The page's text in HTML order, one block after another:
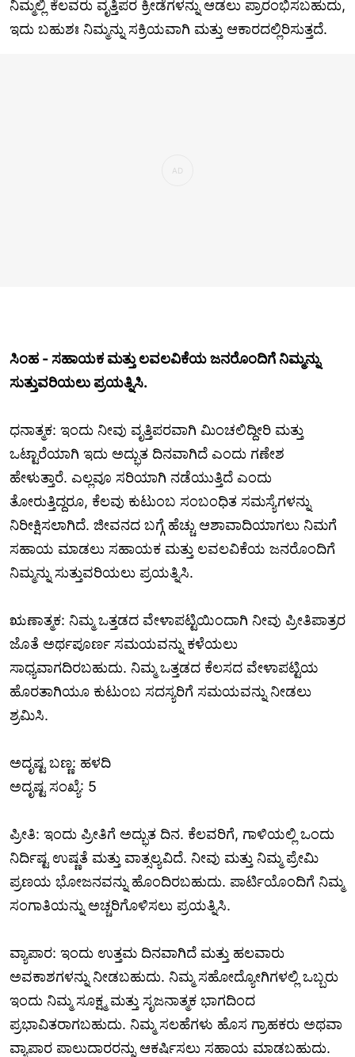
ನಿಮ್ಮಲ್ಲಿ ಕೆಲವರು ವೃತ್ತಿಪರ ಕ್ರೀಡೆಗಳನ್ನು ಆಡಲು ಪ್ರಾರಂಭಿಸಬಹುದು,
ಇದು ಬಹುಶಃ ನಿಮ್ಮನ್ನು ಸಕ್ರಿಯವಾಗಿ ಮತ್ತು ಆಕಾರದಲ್ಲಿರಿಸುತ್ತದೆ.
ಸಿಂಹ - ಸಹಾಯಕ ಮತ್ತು ಲವಲವಿಕೆಯ ಜನರೊಂದಿಗೆ ನಿಮ್ಮನ್ನು
ಸುತ್ತುವರಿಯಲು ಪ್ರಯತ್ನಿಸಿ.
ಧನಾತ್ಮಕ: ಇಂದು ನೀವು ವೃತ್ತಿಪರವಾಗಿ ಮಿಂಚಲಿದ್ದೀರಿ ಮತ್ತು
ಒಟ್ಟಾರೆಯಾಗಿ ಇದು ಅದ್ಭುತ ದಿನವಾಗಿದೆ ಎಂದು ಗಣೇಶ
ಹೇಳುತ್ತಾರೆ. ಎಲ್ಲವೂ ಸರಿಯಾಗಿ ನಡೆಯುತ್ತಿದೆ ಎಂದು
ತೋರುತ್ತಿದ್ದರೂ, ಕೆಲವು ಕುಟುಂಬ ಸಂಬಂಧಿತ ಸಮಸ್ಯೆಗಳನ್ನು
ನಿರೀಕ್ಷಿಸಲಾಗಿದೆ. ಜೀವನದ ಬಗ್ಗೆ ಹೆಚ್ಚು ಆಶಾವಾದಿಯಾಗಲು ನಿಮಗೆ
ಸಹಾಯ ಮಾಡಲು ಸಹಾಯಕ ಮತ್ತು ಲವಲವಿಕೆಯ ಜನರೊಂದಿಗೆ
ನಿಮ್ಮನ್ನು ಸುತ್ತುವರಿಯಲು ಪ್ರಯತ್ನಿಸಿ.
ಋಣಾತ್ಮಕ: ನಿಮ್ಮ ಒತ್ತಡದ ವೇಳಾಪಟ್ಟಿಯಿಂದಾಗಿ ನೀವು ಪ್ರೀತಿಪಾತ್ರರ
ಜೊತೆ ಅರ್ಥಪೂರ್ಣ ಸಮಯವನ್ನು ಕಳೆಯಲು
ಸಾಧ್ಯವಾಗದಿರಬಹುದು. ನಿಮ್ಮ ಒತ್ತಡದ ಕೆಲಸದ ವೇಳಾಪಟ್ಟಿಯ
ಹೊರತಾಗಿಯೂ ಕುಟುಂಬ ಸದಸ್ಯರಿಗೆ ಸಮಯವನ್ನು ನೀಡಲು
ಶ್ರಮಿಸಿ.
ಅದೃಷ್ಟ ಬಣ್ಣ: ಹಳದಿ
ಅದೃಷ್ಟ ಸಂಖ್ಯೆ: 5
ಪ್ರೀತಿ: ಇಂದು ಪ್ರೀತಿಗೆ ಅದ್ಭುತ ದಿನ. ಕೆಲವರಿಗೆ, ಗಾಳಿಯಲ್ಲಿ ಒಂದು
ನಿರ್ದಿಷ್ಟ ಉಷ್ಣತೆ ಮತ್ತು ವಾತ್ಸಲ್ಯವಿದೆ. ನೀವು ಮತ್ತು ನಿಮ್ಮ ಪ್ರೇಮಿ
ಪ್ರಣಯ ಭೋಜನವನ್ನು ಹೊಂದಿರಬಹುದು. ಪಾರ್ಟಿಯೊಂದಿಗೆ ನಿಮ್ಮ
ಸಂಗಾತಿಯನ್ನು ಅಚ್ಚರಿಗೊಳಿಸಲು ಪ್ರಯತ್ನಿಸಿ.
ವ್ಯಾಪಾರ: ಇಂದು ಉತ್ತಮ ದಿನವಾಗಿದೆ ಮತ್ತು ಹಲವಾರು
ಅವಕಾಶಗಳನ್ನು ನೀಡಬಹುದು. ನಿಮ್ಮ ಸಹೋದ್ಯೋಗಿಗಳಲ್ಲಿ ಒಬ್ಬರು
ಇಂದು ನಿಮ್ಮ ಸೂಕ್ಷ್ಮ ಮತ್ತು ಸೃಜನಾತ್ಮಕ ಭಾಗದಿಂದ
ಪ್ರಭಾವಿತರಾಗಬಹುದು. ನಿಮ್ಮ ಸಲಹೆಗಳು ಹೊಸ ಗ್ರಾಹಕರು ಅಥವಾ
ವ್ಯಾಪಾರ ಪಾಲುದಾರರನ್ನು ಆಕರ್ಷಿಸಲು ಸಹಾಯ ಮಾಡಬಹುದು.